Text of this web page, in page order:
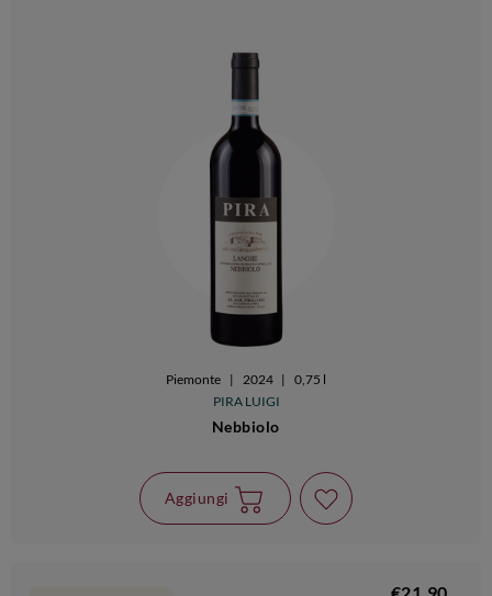
Piemonte | 2024 | 0,75 l
PIRA LUIGI
Nebbiolo
Aggiungi